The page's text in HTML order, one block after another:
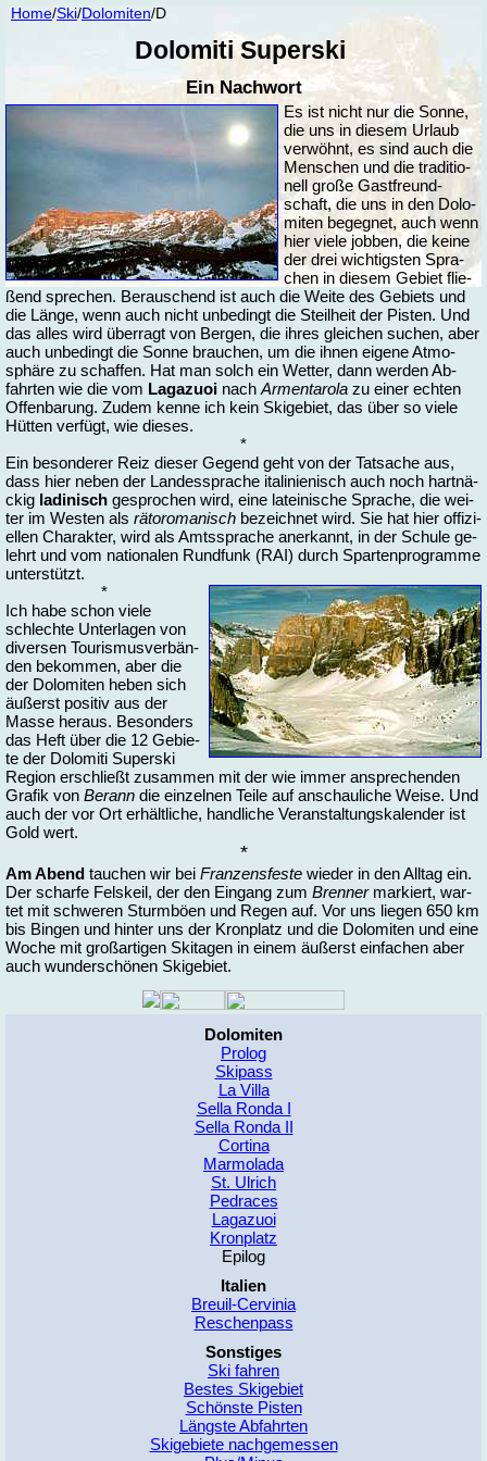
Home/Ski/Do­lo­mi­ten/D
Do­lo­mi­ti Superski
Ein Nach­wort
Es ist nicht nur die Son­ne,
die uns in die­sem Ur­laub
ver­wöhnt, es sind auch die
Men­schen und die tra­di­tio­
nell gro­ße Gast­freund­
schaft, die uns in den Do­lo­
mi­ten be­geg­net, auch wenn
hier vie­le job­ben, die kei­ne
der drei wich­tigs­ten Spra­
chen in die­sem Ge­biet flie­
ßend spre­chen. Berau­schend ist auch die Wei­te des Ge­biets und
die Län­ge, wenn auch nicht un­be­dingt die Steil­heit der Pis­ten. Und
das al­les wird über­ragt von Ber­gen, die ih­res glei­chen su­chen, aber
auch un­be­dingt die Son­ne brau­chen, um die ih­nen ei­ge­ne At­mo­
sphä­re zu schaf­fen. Hat man solch ein Wet­ter, dann wer­den Ab­
fahr­ten wie die vom La­ga­zu­oi nachAr­men­ta­ro­la zu ei­ner ech­ten
Of­fen­ba­rung. Zu­dem ken­ne ich kein Ski­ge­biet, das über so vie­le
Hüt­ten ver­fügt, wie die­ses.
*
Ein be­son­de­rer Reiz die­ser Ge­gend geht von der Tat­sa­che aus,
dass hier ne­ben der Lan­des­s­pra­che ita­li­nie­nisch auch noch hart­nä­
ckig la­di­nisch ge­spro­chen wird, ei­ne la­tei­ni­sche Spra­che, die wei­
ter im Wes­ten als rä­to­ro­ma­nisch be­zeich­net wird. Sie hat hier of­fi­zi­
el­len Cha­rak­ter, wird als Amtss­pra­che an­er­kannt, in der Schu­le ge­
lehrt und vom na­tio­na­len Rund­funk (RAI) durch Spar­ten­pro­gram­me
un­ter­stützt.
*
Ich ha­be schon vie­le
schlech­te Un­ter­la­gen von
di­ver­sen Tou­ris­mus­ver­bän­
den be­kom­men, aber die
der Do­lo­mi­ten he­ben sich
äu­ßerst po­si­tiv aus der
Mas­se her­aus. Be­son­ders
das Heft über die 12 Ge­bie­
te der Do­lo­mi­ti Su­perski
Re­gi­on er­schließt zu­sam­men mit der wie im­mer an­spre­chen­den
Gra­fik von Berann die ein­zel­nen Tei­le auf an­schau­li­che Wei­se. Und
auch der vor Ort er­hält­li­che, hand­li­che Ver­an­stal­tungs­ka­len­der ist
Gold wert.
*
Am Abend tau­chen wir bei Fran­zens­fes­te wie­der in den All­tag ein.
Der schar­fe Fels­keil, der den Ein­gang zum Bren­nermar­kiert, war­
tet mit schwe­ren Sturm­böen und Re­gen auf. Vor uns lie­gen 650 km
bis Bin­gen und hin­ter uns der Kron­platz und die Do­lo­mi­ten und ei­ne
Wo­che mit groß­ar­ti­gen Ski­ta­gen in ei­nem äu­ßerst ein­fa­chen aber
auch wun­der­schö­nen Ski­ge­biet.
Dolomiten
Prolog
Skipass
La Villa
Sella Ronda I
Sella Ronda II
Cortina
Marmolada
St. Ulrich
Pedraces
Lagazuoi
Kronplatz
Epilog
Italien
Breuil-Cervinia
Reschenpass
Sonstiges
Ski fahren
Bestes Skigebiet
Schönste Pisten
Längste Abfahrten
Skigebiete nachgemessen